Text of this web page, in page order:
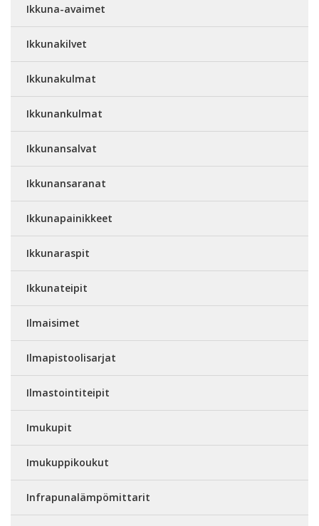
Ikkuna-avaimet
Ikkunakilvet
Ikkunakulmat
Ikkunankulmat
Ikkunansalvat
Ikkunansaranat
Ikkunapainikkeet
Ikkunaraspit
Ikkunateipit
Ilmaisimet
Ilmapistoolisarjat
Ilmastointiteipit
Imukupit
Imukuppikoukut
Infrapunalämpömittarit